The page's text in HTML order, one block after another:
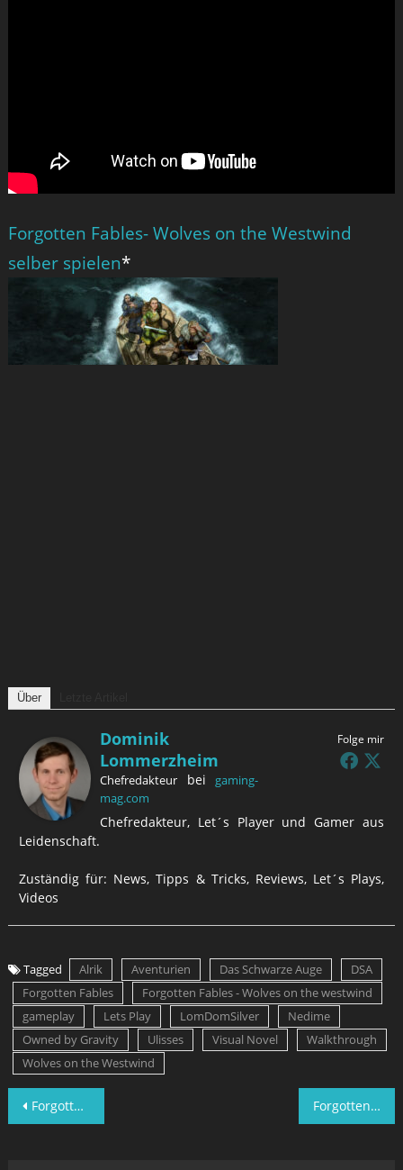
Forgotten Fables- Wolves on the Westwind
selber spielen*
Über
Folge mir
Dominik
Lommerzheim
Chefredakteurbei gaming-
mag.com
Chefredakteur, Let´s Player und Gamer aus
Leidenschaft.
Zuständig für: News, Tipps & Tricks, Reviews, Let´s Plays,
Videos
Tagged Alrik Aventurien Das Schwarze Auge
DSA
Forgotten Fables
Forgotten Fables - Wolves on the westwind
gameplay
Lets Play LomDomSilver
Nedime
Owned by Gravity
Ulisses Visual Novel
Walkthrough
Wolves on the Westwind
Beitragsnavigation
Forgotten Fables – Wolves on the Westwind – Lets Play Folge 13 Forgotten Fables – Wolves on the Westwind – Lets Play Folge 10